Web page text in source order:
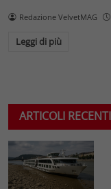
Redazione VelvetMAG
Leggi di più
ARTICOLI RECENTI